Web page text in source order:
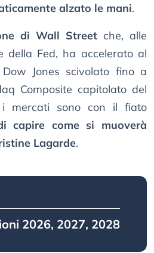
alzato le mani.
di Wall Street che, alle
della Fed, ha accelerato al
Dow Jones scivolato fino a
Composite capitolato del
mercati sono con il fiato
capire come si muoverà
Lagarde.
2026, 2027, 2028